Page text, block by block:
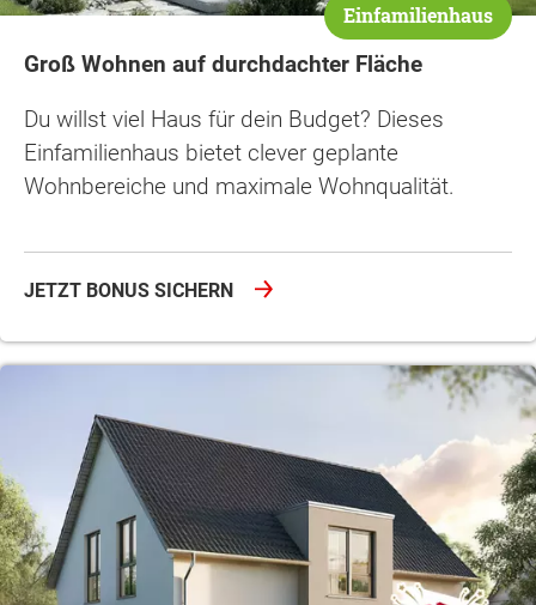
Einfamilienhaus
Groß Wohnen auf durchdachter Fläche
Du willst viel Haus für dein Budget? Dieses
Einfamilienhaus bietet clever geplante
Wohnbereiche und maximale Wohnqualität.
JETZT BONUS SICHERN